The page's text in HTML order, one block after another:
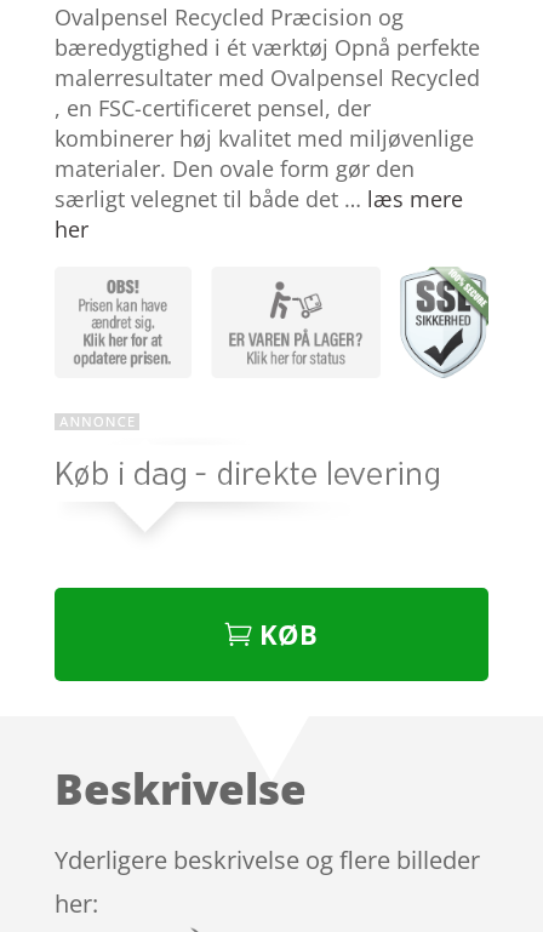
ud af 5
baseret på
kundebedø
mmelser
Ovalpensel Recycled Præcision og
bæredygtighed i ét værktøj Opnå perfekte
malerresultater med Ovalpensel Recycled
, en FSC-certificeret pensel, der
kombinerer høj kvalitet med miljøvenlige
materialer. Den ovale form gør den
særligt velegnet til både det … læs mere
her
KØB
Beskrivelse
Yderligere beskrivelse og flere billeder
her: